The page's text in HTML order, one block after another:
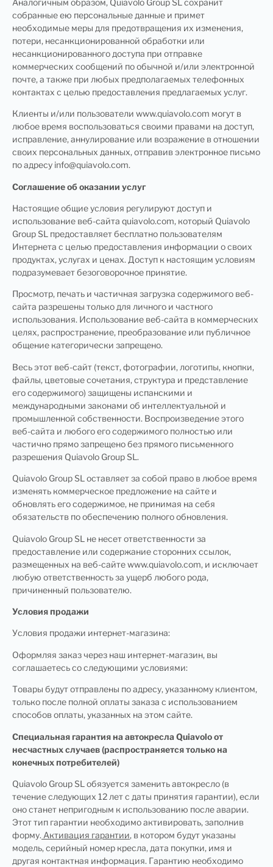
собранные ею персональные данные и примет
необходимые меры для предотвращения их изменения,
потери, несанкционированной обработки или
несанкционированного доступа при отправке
коммерческих сообщений по обычной и/или электронной
почте, а также при любых предполагаемых телефонных
контактах с целью предоставления предлагаемых услуг.
Клиенты и/или пользователи www.quiavolo.com могут в
любое время воспользоваться своими правами на доступ,
исправление, аннулирование или возражение в отношении
своих персональных данных, отправив электронное письмо
по адресу info@quiavolo.com.
Соглашение об оказании услуг
Настоящие общие условия регулируют доступ и
использование веб-сайта quiavolo.com, который Quiavolo
Group SL предоставляет бесплатно пользователям
Интернета с целью предоставления информации о своих
продуктах, услугах и ценах. Доступ к настоящим условиям
подразумевает безоговорочное принятие.
Просмотр, печать и частичная загрузка содержимого веб-
сайта разрешены только для личного и частного
использования. Использование веб-сайта в коммерческих
целях, распространение, преобразование или публичное
общение категорически запрещено.
Весь этот веб-сайт (текст, фотографии, логотипы, кнопки,
файлы, цветовые сочетания, структура и представление
его содержимого) защищены испанскими и
международными законами об интеллектуальной и
промышленной собственности. Воспроизведение этого
веб-сайта и любого его содержимого полностью или
частично прямо запрещено без прямого письменного
разрешения Quiavolo Group SL.
Quiavolo Group SL оставляет за собой право в любое время
изменять коммерческое предложение на сайте и
обновлять его содержимое, не принимая на себя
обязательств по обеспечению полного обновления.
Quiavolo Group SL не несет ответственности за
предоставление или содержание сторонних ссылок,
размещенных на веб-сайте www.quiavolo.com, и исключает
любую ответственность за ущерб любого рода,
причиненный пользователю.
Условия продажи
Условия продажи интернет-магазина:
Оформляя заказ через наш интернет-магазин, вы
соглашаетесь со следующими условиями:
Товары будут отправлены по адресу, указанному клиентом,
только после полной оплаты заказа с использованием
способов оплаты, указанных на этом сайте.
Специальная гарантия на автокресла Quiavolo от
несчастных случаев (распространяется только на
конечных потребителей)
Quiavolo Group SL обязуется заменить автокресло (в
течение следующих 12 лет с даты принятия гарантии), если
оно станет непригодным к использованию после аварии.
Этот тип гарантии необходимо активировать, заполнив
форму. Активация гарантии, в котором будут указаны
модель, серийный номер кресла, дата покупки, имя и
другая контактная информация. Гарантию необходимо